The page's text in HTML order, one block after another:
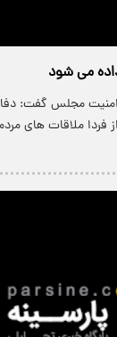
می شود
مجلس گفت:
فردا ملاقات های